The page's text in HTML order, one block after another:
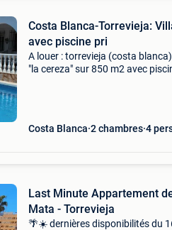
Costa Blanca-Torrevieja:
avec piscine pri
A louer : torrevieja (costa
"la cereza" sur 850 m2 avec
Costa Blanca 2 chambres 4
Last Minute Appartement
Mata - Torrevieja
🌴☀️ dernières disponibilités du